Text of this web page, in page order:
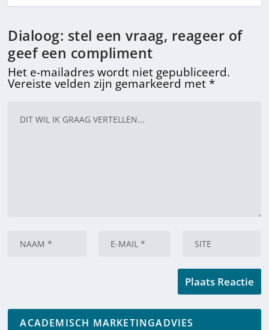
Dialoog: stel een vraag, reageer of
geef een compliment
Het e-mailadres wordt niet gepubliceerd.
Vereiste velden zijn gemarkeerd met *
ACADEMISCH MARKETINGADVIES